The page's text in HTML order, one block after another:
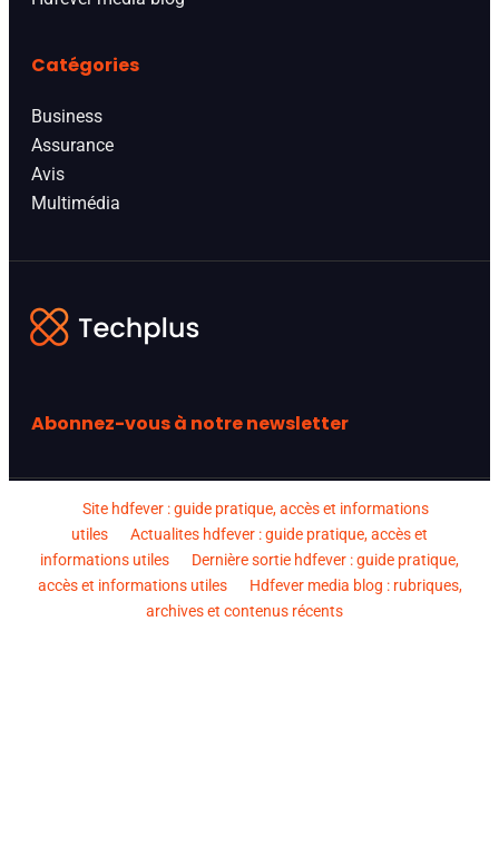
Catégories
Business
Assurance
Avis
Multimédia
Abonnez-vous à notre newsletter
Site hdfever : guide pratique, accès et informations
utiles
Actualites hdfever : guide pratique, accès et
informations utiles
Dernière sortie hdfever : guide pratique,
accès et informations utiles
Hdfever media blog : rubriques,
archives et contenus récents